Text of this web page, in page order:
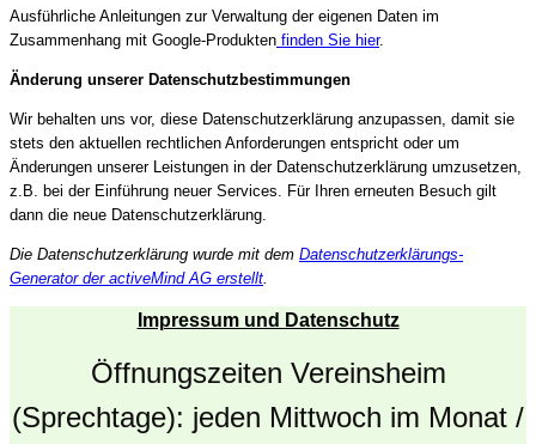
Ausführliche Anleitungen zur Verwaltung der eigenen Daten im
Zusammenhang mit Google-Produkten finden Sie hier.
Änderung unserer Datenschutzbestimmungen
Wir behalten uns vor, diese Datenschutzerklärung anzupassen, damit sie
stets den aktuellen rechtlichen Anforderungen entspricht oder um
Änderungen unserer Leistungen in der Datenschutzerklärung umzusetzen,
z.B. bei der Einführung neuer Services. Für Ihren erneuten Besuch gilt
dann die neue Datenschutzerklärung.
Die Datenschutzerklärung wurde mit dem Datenschutzerklärungs-
Generator der activeMind AG erstellt.
Impressum und Datenschutz
Öffnungszeiten Vereinsheim
(Sprechtage): jeden Mittwoch im Monat /